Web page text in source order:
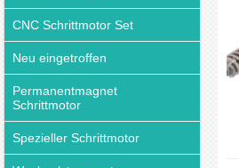
CNC Schrittmotor Set
Neu eingetroffen
Permanentmagnet
Schrittmotor
Spezieller Schrittmotor